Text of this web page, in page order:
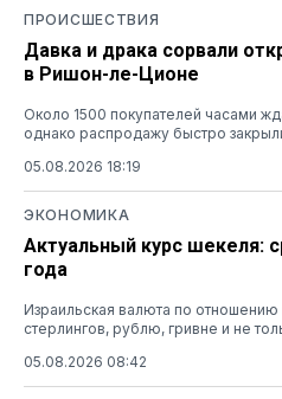
ПРОИСШЕСТВИЯ
Давка и драка сорвали
в Ришон-ле-Ционе
Около 1500 покупателей часами
однако распродажу быстро
05.08.2026 18:19
ЭКОНОМИКА
Актуальный курс шекеля:
года
Израильская валюта по
стерлингов, рублю, гривне и не
05.08.2026 08:42